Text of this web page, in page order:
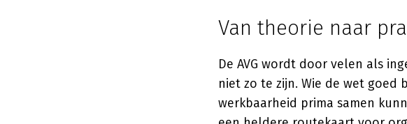
Van theorie naar
De AVG wordt door velen als
niet zo te zijn. Wie de wet goed
werkbaarheid prima samen